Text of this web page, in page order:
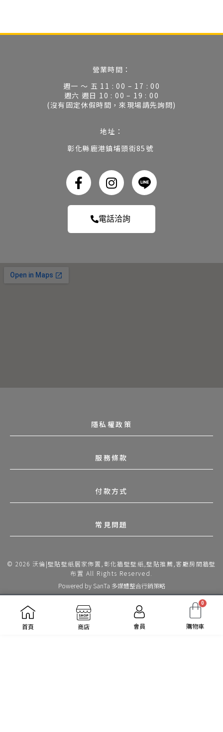
營業時間：
週一 ～ 五 11 : 00 – 17 : 00
週六 週日 10 : 00 – 19 : 00
(沒有固定休假時間，來現場請先詢問)
地址：
彰化縣鹿港鎮埔頭街85號
電話洽詢
隱私權政策
服務條款
付款方式
常見問題
© 2026 沃倫|壁貼壁紙居家佈置,彰化牆壁壁紙,壁貼推薦,客廳房間牆壁
布置 All Rights Reserved.
Powered by SanTa 多媒體整合行銷策略
首頁 商店 會員
0
購物車